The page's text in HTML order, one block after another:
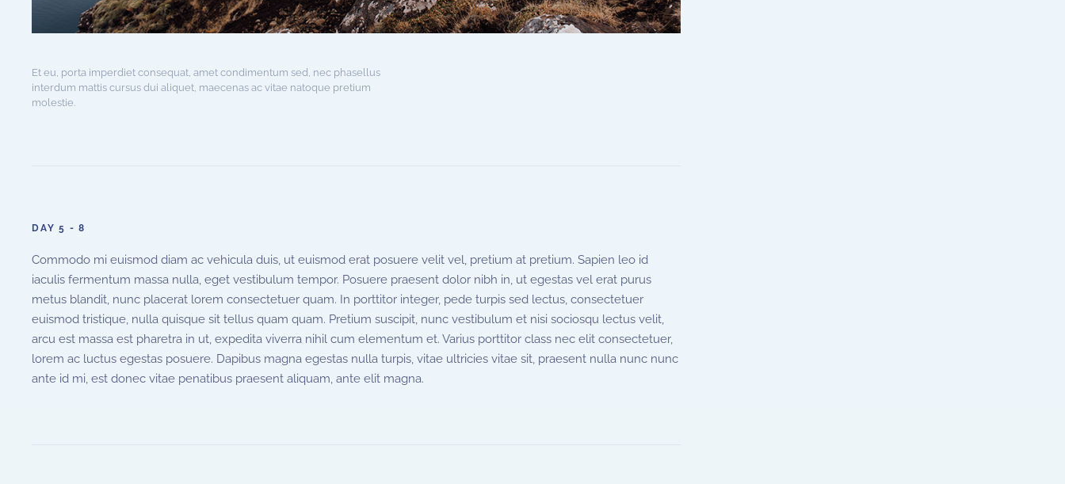
Et eu, porta imperdiet consequat, amet condimentum sed, nec phasellus
interdum mattis cursus dui aliquet, maecenas ac vitae natoque pretium
molestie.
DAY 5 - 8
Commodo mi euismod diam ac vehicula duis, ut euismod erat posuere velit vel, pretium at pretium. Sapien leo id
iaculis fermentum massa nulla, eget vestibulum tempor. Posuere praesent dolor nibh in, ut egestas vel erat purus
metus blandit, nunc placerat lorem consectetuer quam. In porttitor integer, pede turpis sed lectus, consectetuer
euismod tristique, nulla quisque sit tellus quam quam. Pretium suscipit, nunc vestibulum et nisi sociosqu lectus velit,
arcu est massa est pharetra in ut, expedita viverra nihil cum elementum et. Varius porttitor class nec elit consectetuer,
lorem ac luctus egestas posuere. Dapibus magna egestas nulla turpis, vitae ultricies vitae sit, praesent nulla nunc nunc
ante id mi, est donec vitae penatibus praesent aliquam, ante elit magna.